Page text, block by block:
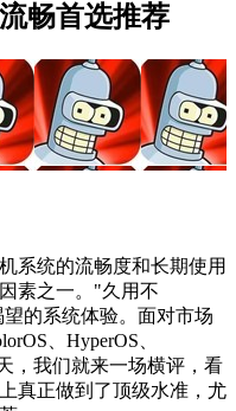
畅首选推荐
系统的流畅度和长期使用
素之一。"久用不
的系统体验。面对市场
、HyperOS、
，我们就来一场横评，看
真正做到了顶级水准，尤